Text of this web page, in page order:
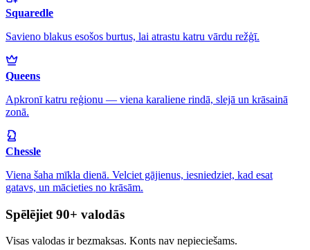
Squaredle
Savieno blakus esošos burtus, lai atrastu katru vārdu režģī.
Queens
Apkronī katru reģionu — viena karaliene rindā, slejā un krāsainā
zonā.
Chessle
Viena šaha mīkla dienā. Velciet gājienus, iesniedziet, kad esat
gatavs, un mācieties no krāsām.
Spēlējiet 90+ valodās
Visas valodas ir bezmaksas. Konts nav nepieciešams.